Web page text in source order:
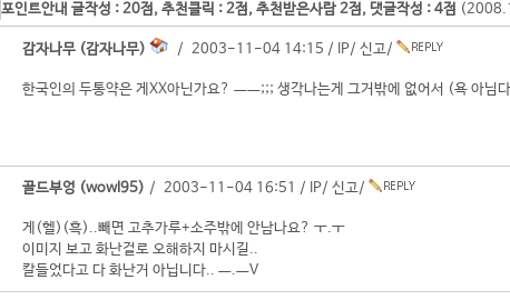
포인트안내 글작성 : 20점, 추천클릭 : 2점, 추천받은사람 2점, 댓글작성 : 4점
감자나무 (감자나무) / 2003-11-04 14:15 / IP/ 신고/
한국인의 두통약은 게XX아닌가요? ㅡㅡ;;; 생각나는게 그거밖에 없어서 (욕 아님
골드부엉 (wowl95) / 2003-11-04 16:51 / IP/ 신고/
게(헬)(흑)..빼면 고추가루+소주밖에 안남나요? ㅜ.ㅜ
이미지 보고 화난걸로 오해하지 마시길..
칼들었다고 다 화난거 아닙니다.. ㅡ.ㅡV